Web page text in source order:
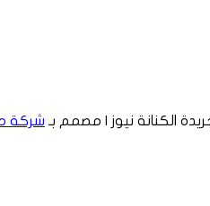
الكنانة نيوز | مصمم بـ شركة